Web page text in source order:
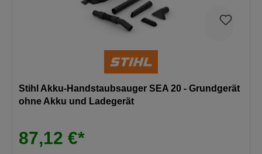
Stihl Akku-Handstaubsauger SEA 20 - Grundgerät
ohne Akku und Ladegerät
87,12 €*